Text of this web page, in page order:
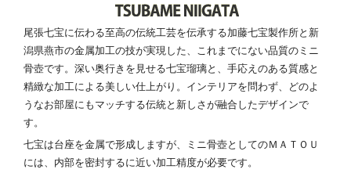
尾張七宝に伝わる至高の伝統工芸を伝承する加藤七宝製作所と新
潟県燕市の金属加工の技が実現した、これまでにない品質のミニ
骨壺です。深い奥行きを見せる七宝瑠璃と、手応えのある質感と
精緻な加工による美しい仕上がり。インテリアを問わず、どのよ
うなお部屋にもマッチする伝統と新しさが融合したデザインで
す。
七宝は台座を金属で形成しますが、ミニ骨壺としてのＭＡＴＯＵ
には、内部を密封するに近い加工精度が必要です。